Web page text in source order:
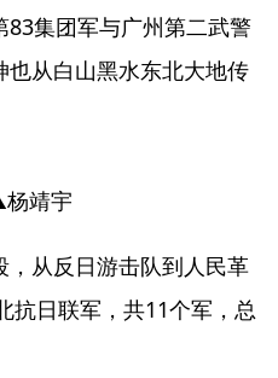
集团军与广州第二武警
从白山黑水东北大地传
靖宇
，从反日游击队到人民革
抗日联军，共11个军，总